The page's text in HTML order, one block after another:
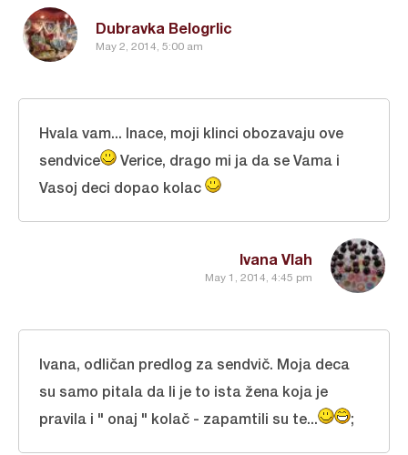
Dubravka Belogrlic
May 2, 2014, 5:00 am
Ivana Vlah
May 1, 2014, 4:45 pm
Hvala vam... Inace, moji klinci obozavaju ove
sendvice
Verice, drago mi ja da se Vama i
Vasoj deci dopao kolac
Ivana, odličan predlog za sendvič. Moja deca
su samo pitala da li je to ista žena koja je
pravila i " onaj " kolač - zapamtili su te...
;